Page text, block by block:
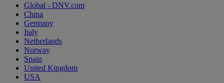
Global - DNV.com
China
Germany
Italy
Netherlands
Norway
Spain
United Kingdom
USA